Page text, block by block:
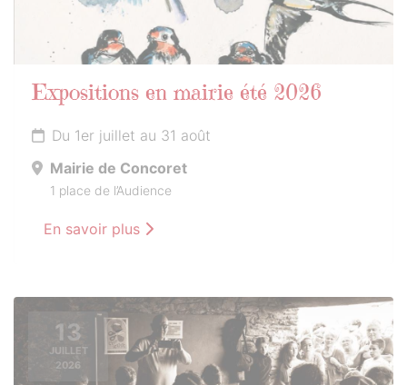
Expositions en mairie été 2026
Du 1er juillet au 31 août
Mairie de Concoret
1 place de l’Audience
En savoir plus
13
JUILLET
2026